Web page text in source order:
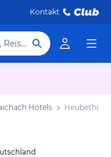
Kontakt
Hotel, Reiseziel
Hotels Heubethof